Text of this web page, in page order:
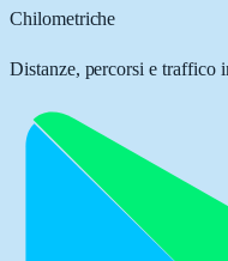
Chilometriche
Distanze, percorsi e traffico